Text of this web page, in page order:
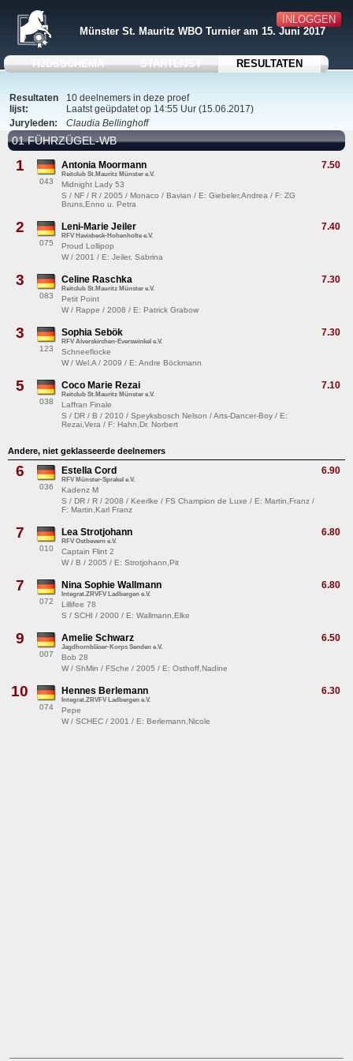
INLOGGEN
Münster St. Mauritz WBO Turnier am 15. Juni 2017
TIJDSSCHEMA STARTLIJST RESULTATEN
Resultaten
lijst:
10 deelnemers in deze proef
Laatst geüpdatet op 14:55 Uur (15.06.2017)
Juryleden:
Claudia Bellinghoff
01 FÜHRZÜGEL-WB
1
043
7.50
Antonia Moormann
Reitclub St.Mauritz Münster e.V.
Midnight Lady 53
S / NF / R / 2005 / Monaco / Bavian / E: Giebeler,Andrea / F: ZG
Bruns,Enno u. Petra
2
075
7.40
Leni-Marie Jeiler
RFV Havixbeck-Hohenholte e.V.
Proud Lollipop
W / 2001 / E: Jeiler, Sabrina
3
083
7.30
Celine Raschka
Reitclub St.Mauritz Münster e.V.
Petit Point
W / Rappe / 2008 / E: Patrick Grabow
3
123
7.30
Sophia Sebök
RFV Alverskirchen-Everswinkel e.V.
Schneeflocke
W / Wel.A / 2009 / E: Andre Böckmann
5
038
7.10
Coco Marie Rezai
Reitclub St.Mauritz Münster e.V.
Laffran Finale
S / DR / B / 2010 / Speyksbosch Nelson / Arts-Dancer-Boy / E:
Rezai,Vera / F: Hahn,Dr. Norbert
Andere, niet geklasseerde deelnemers
6
036
6.90
Estella Cord
RFV Münster-Sprakel e.V.
Kadenz M
S / DR / R / 2008 / Keerlke / FS Champion de Luxe / E: Martin,Franz /
F: Martin,Karl Franz
7
010
6.80
Lea Strotjohann
RFV Ostbevern e.V.
Captain Flint 2
W / B / 2005 / E: Strotjohann,Pit
7
072
6.80
Nina Sophie Wallmann
Integrat.ZRVFV Ladbergen e.V.
Lillifee 78
S / SCHI / 2000 / E: Wallmann,Elke
9
007
6.50
Amelie Schwarz
Jagdhornbläser-Korps Senden e.V.
Bob 28
W / ShMin / FSche / 2005 / E: Osthoff,Nadine
10
074
6.30
Hennes Berlemann
Integrat.ZRVFV Ladbergen e.V.
Pepe
W / SCHEC / 2001 / E: Berlemann,Nicole